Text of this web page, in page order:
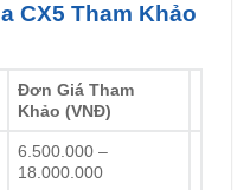
CX5 Tham Khảo
Đơn Giá Tham
Khảo (VNĐ)
6.500.000 –
18.000.000